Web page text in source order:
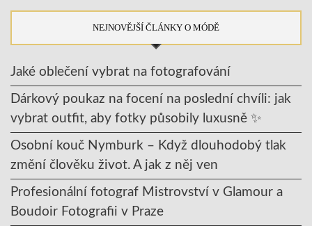
NEJNOVĚJŠÍ ČLÁNKY O MÓDĚ
Jaké oblečení vybrat na fotografování
Dárkový poukaz na focení na poslední chvíli: jak
vybrat outfit, aby fotky působily luxusně ✨
Osobní kouč Nymburk – Když dlouhodobý tlak
změní člověku život. A jak z něj ven
Profesionální fotograf Mistrovství v Glamour a
Boudoir Fotografii v Praze